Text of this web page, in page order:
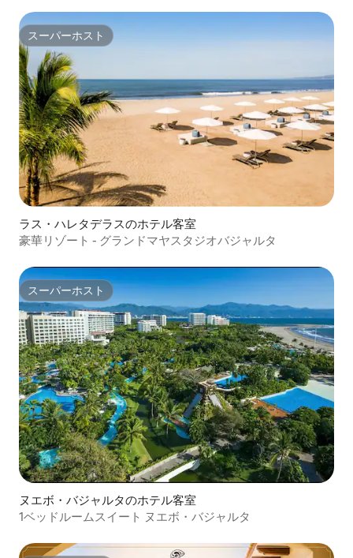
スーパーホスト
スーパーホスト
ラス・ハレタデラスのホテル客室
豪華リゾート - グランドマヤスタジオバジャルタ
スーパーホスト
スーパーホスト
ヌエボ・バジャルタのホテル客室
1ベッドルームスイート ヌエボ・バジャルタ